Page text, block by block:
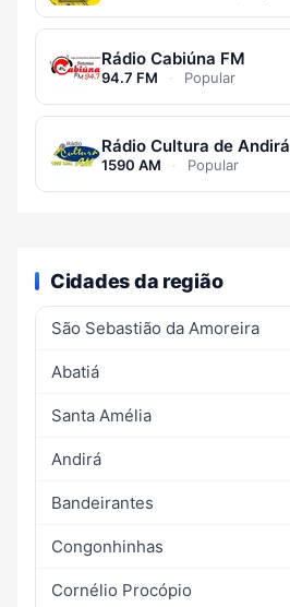
Rádio Cabiúna FM
94.7 FM · Popular
Rádio Cultura de Andirá
1590 AM · Popular
Cidades da região
São Sebastião da Amoreira
Abatiá
Santa Amélia
Andirá
Bandeirantes
Congonhinhas
Cornélio Procópio